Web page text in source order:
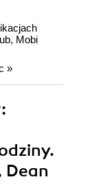
Mobi
»
Dean